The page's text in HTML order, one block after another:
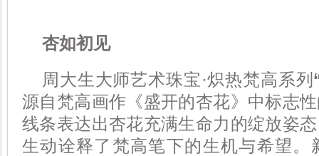
杏如初见
周大生大师艺术珠宝·炽热梵高系列
源自梵高画作《盛开的杏花》中标志
线条表达出杏花充满生命力的绽放姿
生动诠释了梵高笔下的生机与希望。